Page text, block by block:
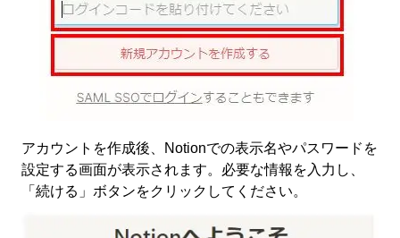
アカウントを作成後、Notionでの表示名やパスワードを
設定する画面が表示されます。必要な情報を入力し、
「続ける」ボタンをクリックしてください。